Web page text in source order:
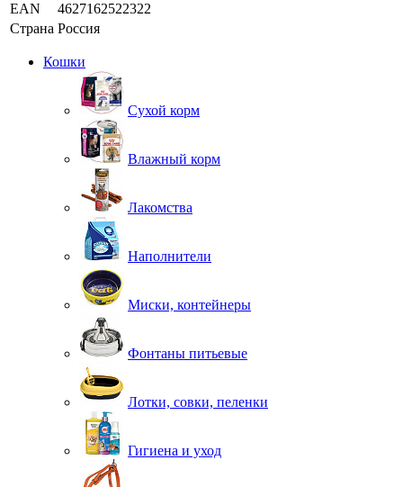
EAN
4627162522322
Страна Россия
Кошки
Сухой корм
Влажный корм
Лакомства
Наполнители
Миски, контейнеры
Фонтаны питьевые
Лотки, совки, пеленки
Гигиена и уход